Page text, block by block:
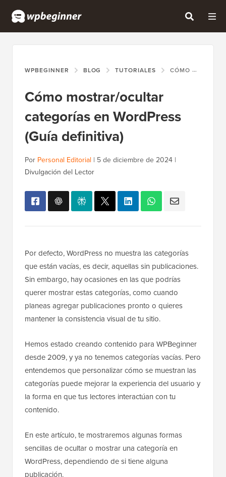
WPBEGINNER BLOG TUTORIALES CÓMO MOSTRAR/OCULTAR CATEGORÍAS EN WORDPRESS (GUÍA DEFINITIVA)
Cómo mostrar/ocultar
categorías en WordPress
(Guía definitiva)
Por Personal Editorial | 5 de diciembre de 2024 |
Divulgación del Lector
Por defecto, WordPress no muestra las categorías
que están vacías, es decir, aquellas sin publicaciones.
Sin embargo, hay ocasiones en las que podrías
querer mostrar estas categorías, como cuando
planeas agregar publicaciones pronto o quieres
mantener la consistencia visual de tu sitio.
Hemos estado creando contenido para WPBeginner
desde 2009, y ya no tenemos categorías vacías. Pero
entendemos que personalizar cómo se muestran las
categorías puede mejorar la experiencia del usuario y
la forma en que tus lectores interactúan con tu
contenido.
En este artículo, te mostraremos algunas formas
sencillas de ocultar o mostrar una categoría en
WordPress, dependiendo de si tiene alguna
publicación.